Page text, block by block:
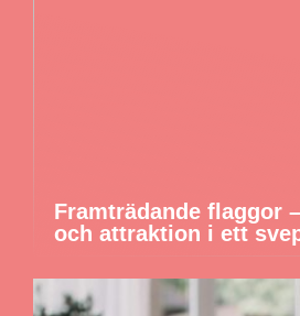
Framträdande flaggor
och attraktion i ett